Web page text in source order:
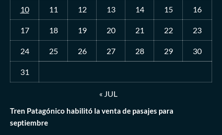
10 11 12 13 14 15 16
17 18 19 20 21 22 23
24 25 26 27 28 29 30
31
« JUL
Tren Patagónico habilitó la venta de pasajes para
septiembre